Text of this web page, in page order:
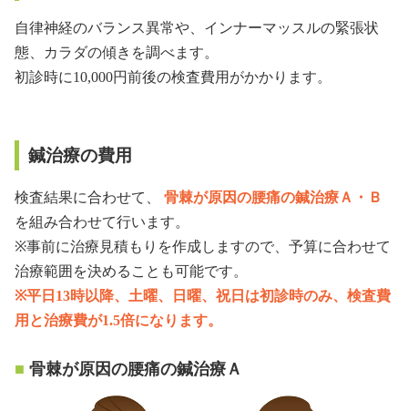
自律神経のバランス異常や、インナーマッスルの緊張状
態、カラダの傾きを調べます。
初診時に10,000円前後の検査費用がかかります。
鍼治療の費用
検査結果に合わせて、 骨棘が原因の腰痛の鍼治療Ａ・Ｂ
を組み合わせて行います。
※事前に治療見積もりを作成しますので、予算に合わせて
治療範囲を決めることも可能です。
※平日13時以降、土曜、日曜、祝日は初診時のみ、検査費
用と治療費が1.5倍になります。
骨棘が原因の腰痛の鍼治療Ａ